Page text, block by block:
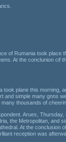
of Rumania took place
At the conclunion cif
took plane this morning,
and simple many gnns
thousands of
Arues,
the Metropolitan, and
At the conclusion
reception was